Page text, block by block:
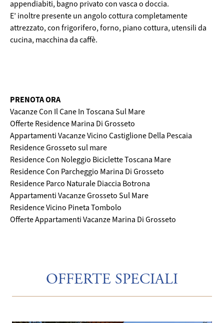
appendiabiti, bagno privato con vasca o doccia.
E’ inoltre presente un angolo cottura completamente
attrezzato, con frigorifero, forno, piano cottura, utensili da
cucina, macchina da caffè.
PRENOTA ORA
Vacanze Con Il Cane In Toscana Sul Mare
Offerte Residence Marina Di Grosseto
Appartamenti Vacanze Vicino Castiglione Della Pescaia
Residence Grosseto sul mare
Residence Con Noleggio Biciclette Toscana Mare
Residence Con Parcheggio Marina Di Grosseto
Residence Parco Naturale Diaccia Botrona
Appartamenti Vacanze Grosseto Sul Mare
Residence Vicino Pineta Tombolo
Offerte Appartamenti Vacanze Marina Di Grosseto
OFFERTE SPECIALI